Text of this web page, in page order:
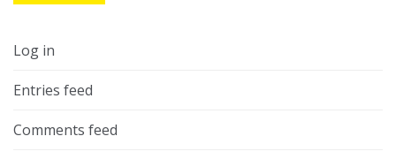
Log in
Entries feed
Comments feed